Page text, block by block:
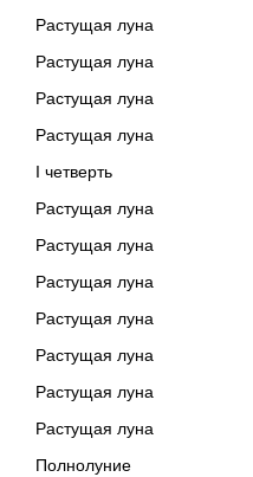
Растущая луна
Растущая луна
Растущая луна
Растущая луна
I четверть
Растущая луна
Растущая луна
Растущая луна
Растущая луна
Растущая луна
Растущая луна
Растущая луна
Полнолуние